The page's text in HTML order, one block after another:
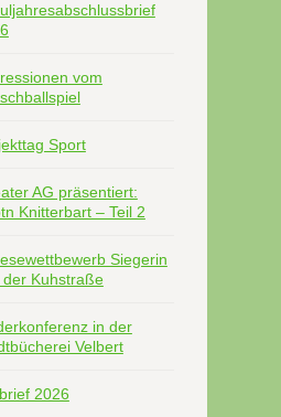
vom
Sport
AG präsentiert:
Knitterbart – Teil 2
Siegerin
der Kuhstraße
in der
Velbert
2026